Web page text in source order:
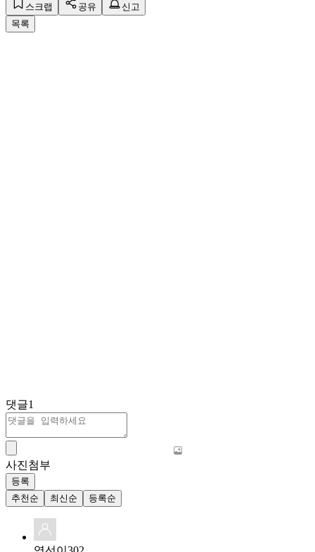
스크랩 공유
신고
목록
댓글1
사진첨부
등록
추천순
최신순 등록순